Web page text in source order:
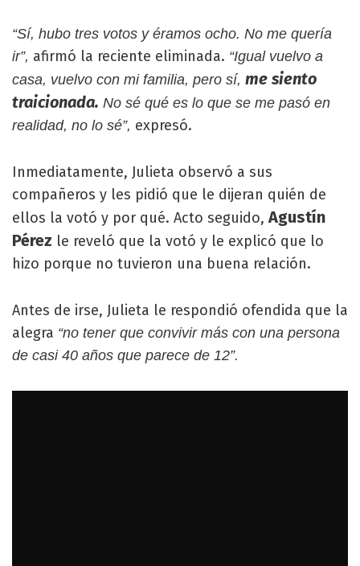
“Sí, hubo tres votos y éramos ocho. No me quería
ir”, afirmó la reciente eliminada. “Igual vuelvo a
casa, vuelvo con mi familia, pero sí, me siento
traicionada. No sé qué es lo que se me pasó en
realidad, no lo sé”, expresó.
Inmediatamente, Julieta observó a sus
compañeros y les pidió que le dijeran quién de
ellos la votó y por qué. Acto seguido, Agustín
Pérez le reveló que la votó y le explicó que lo
hizo porque no tuvieron una buena relación.
Antes de irse, Julieta le respondió ofendida que la
alegra “no tener que convivir más con una persona
de casi 40 años que parece de 12”.